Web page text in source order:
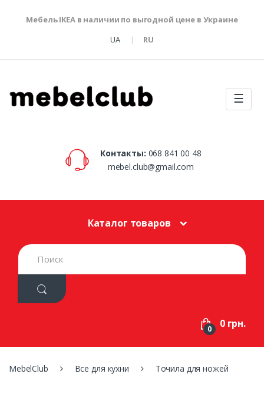
Мебель IKEA в наличии по выгодной цене в Украине
UA
RU
☰
Контакты: 068 841 00 48
mebel.club@gmail.com
Каталог товаров
S
e
h
:
0 0 грн.
MebelClub Все для кухни Точила для ножей